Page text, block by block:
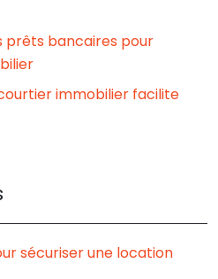
bancaires pour
immobilier facilite
sécuriser une location